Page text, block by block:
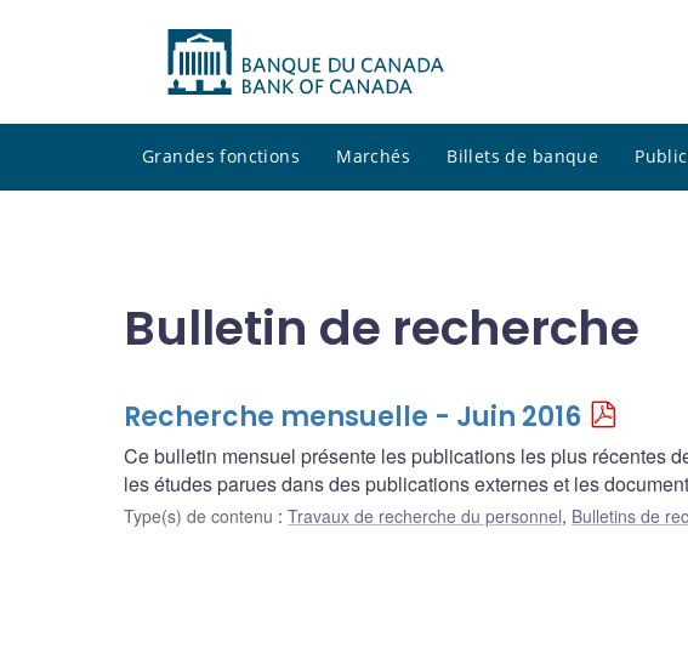
Grandes fonctions Marchés Billets de banque
Bulletin de recherche
Recherche mensuelle - Juin 2016
Ce bulletin mensuel présente les publications les plus récentes
les études parues dans des publications externes et les
Type(s) de contenu : Travaux de recherche du personnel, Bulletins de